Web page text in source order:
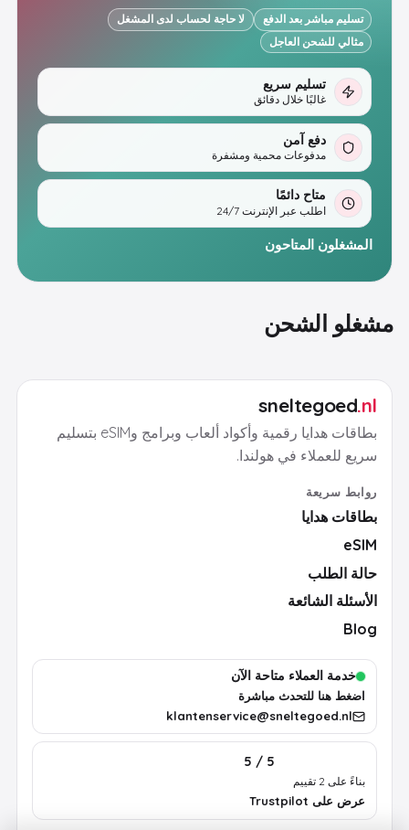
تسليم مباشر بعد الدفع
لا حاجة لحساب لدى المشغل
مثالي للشحن العاجل
تسليم سريع
غالبًا خلال دقائق
دفع آمن
مدفوعات محمية ومشفرة
متاح دائمًا
اطلب عبر الإنترنت 24/7
المشغلون المتاحون
مشغلو الشحن
sneltegoed.nl
بطاقات هدايا رقمية وأكواد ألعاب وبرامج وeSIM بتسليم
سريع للعملاء في هولندا.
روابط سريعة
بطاقات هدايا
eSIM
حالة الطلب
الأسئلة الشائعة
Blog
خدمة العملاء متاحة الآن
اضغط هنا للتحدث مباشرة
klantenservice@sneltegoed.nl
5 / 5
بناءً على 2 تقييم
عرض على Trustpilot